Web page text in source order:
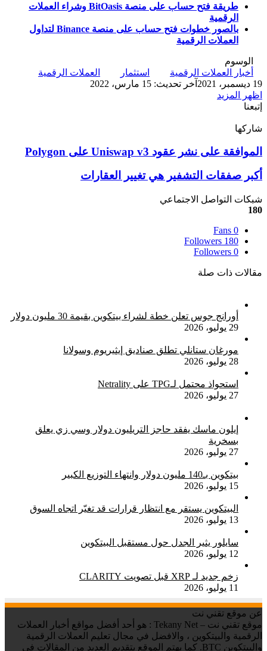
طريقة فتح حساب على منصة BitOasis وشراء العملات
الرقمية
بالصور خطوات فتح حساب على منصة Binance لتداول
العملات الرقمية
الوسوم
أخبار العملات الرقمية
استثمار
العملات الرقمية
19 ديسمبر، 2021
آخر تحديث: 15 مارس، 2022
اظهر المزيد
إتبعنا
شاركها
الموافقة
نشر
عقود
Uniswap
v3
Polygon
الموافقة على نشر عقود Uniswap v3 على Polygon
أكبر
صفقات
التشفير
هي
العقارات
أكبر صفقات التشفير هي تغيير العقارات
شبكات التواصل الاجتماعي
180
0
Fans
180
Followers
0
Followers
مقالات ذات صلة
أورانج جوس تعلن خطة لشراء بيتكوين بقيمة 30 مليون دولار
29 يوليو، 2026
مورغان ستانلي تطلق صناديق إيثيريوم وسولانا
28 يوليو، 2026
استحواذ محتمل لـTPG على Netrality
27 يوليو، 2026
إيلون ماسك يفقد حاجز التريليون دولار وسي زي يعلق
بسخرية
27 يوليو، 2026
بيتكوين بـ140 مليون دولار وانتهاء التوزيع الكبير
15 يوليو، 2026
البيتكوين يستقر مع انتظار قرارات قد تغيّر اتجاه السوق
13 يوليو، 2026
سايلور يثير الجدل حول مستقبل البيتكوين
12 يوليو، 2026
زخم جديد لـ XRP قبل تصويت CLARITY
11 يوليو، 2026
عن موقع تقني نت
موقع تقني نت – Tekany Net : هو أحد أفضل مواقع أخبار العملات
الرقمية والبيتكوين ، والافضل في مجال تعليم العملات الرقمية
والبيتكوين BTC. كما يهتم الموقع بتقديم العديد من المقالات في